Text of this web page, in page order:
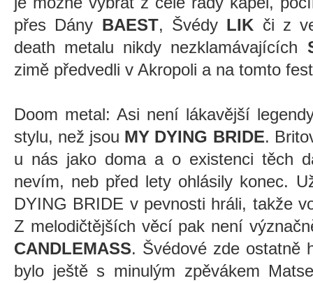
přes Dány BAEST, Švédy LIK či z
death metalu nikdy nezklamávajících
zimě předvedli v Akropoli a na tomto
Doom metal: Asi není lákavější
stylu, než jsou MY DYING BRIDE.
u nás jako doma a o existenci těch
nevím, neb před lety ohlásily konec.
DYING BRIDE v pevnosti hráli, takže
Z melodičtějších věcí pak není
CANDLEMASS. Švédové zde ostatně
bylo ještě s minulým zpěvákem